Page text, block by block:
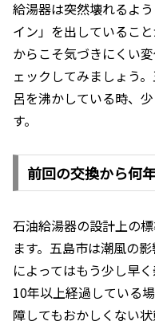
給湯器は突然壊れるよ
イン」を出しているこ
からこそ気づきにくい
ェックしてみましょう
呂を沸かしている時、
す。
前回の交換から何
石油給湯器の設計上の
ます。五島市は潮風の
によってはもう少し早
10年以上経過している
障してもおかしくない